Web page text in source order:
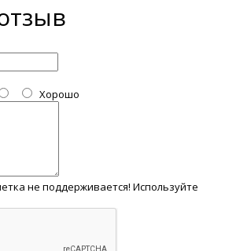
Хорошо
не поддерживается! Используйте